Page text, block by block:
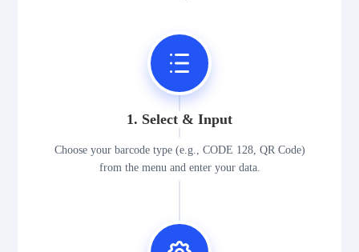
1. Select & Input
Choose your barcode type (e.g., CODE 128, QR Code)
from the menu and enter your data.